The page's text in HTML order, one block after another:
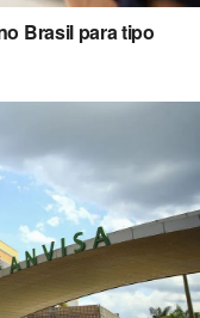
Brasil para tipo